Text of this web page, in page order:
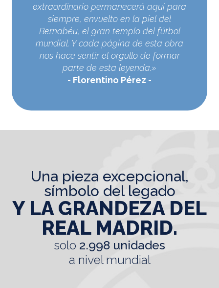
extraordinario permanecerá aquí para
siempre, envuelto en la piel del
Bernabéu, el gran templo del fútbol
mundial. Y cada página de esta obra
nos hace sentir el orgullo de formar
parte de esta leyenda.»
Florentino Pérez
una pieza excepcional,
símbolo del legado
Y LA GRANDEZA DEL
REAL MADRID.
solo 2.998 unidades
a nivel mundial